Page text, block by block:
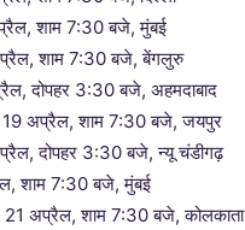
शाम 7:30 बजे, मुंबई
शाम 7:30 बजे, बेंगलुरु
दोपहर 3:30 बजे, अहमदाबाद
अप्रैल, शाम 7:30 बजे, जयपुर
दोपहर 3:30 बजे, न्यू चंडीगढ़
शाम 7:30 बजे, मुंबई
21 अप्रैल, शाम 7:30 बजे, कोलकाता